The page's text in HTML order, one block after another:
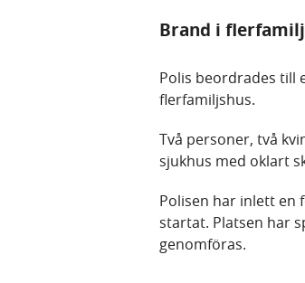
Brand i
Polis beordrades till
flerfamiljshus.
Två personer, två
sjukhus med oklart
Polisen har inlett
startat. Platsen har
genomföras.